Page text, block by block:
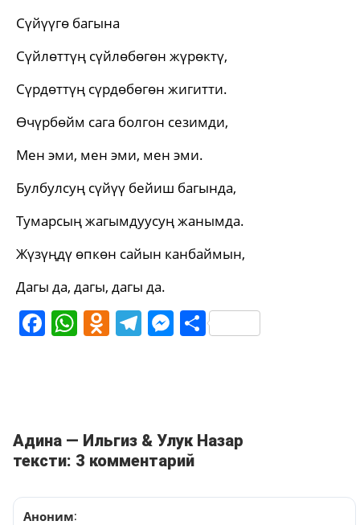
Сүйүүгө багына
Сүйлөттүң сүйлөбөгөн жүрөктү,
Сүрдөттүң сүрдөбөгөн жигитти.
Өчүрбөйм сага болгон сезимди,
Мен эми, мен эми, мен эми.
Булбулсуң сүйүү бейиш багында,
Тумарсың жагымдуусуң жанымда.
Жүзүңдү өпкөн сайын канбаймын,
Дагы да, дагы, дагы да.
Facebook
WhatsApp
Odnoklassniki
Telegram
Messenger
Share
Адина — Ильгиз & Улук Назар
тексти: 3 комментарий
Аноним: